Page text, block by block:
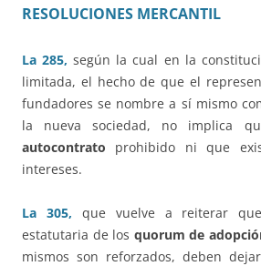
RESOLUCIONES MERCANTIL
La 285, según la cual en la
limitada, el hecho de que el
fundadores se nombre a sí mismo
la nueva sociedad, no implica
autocontrato prohibido ni que
intereses.
La 305,
que vuelve a reiterar
estatutaria de los quorum de
mismos son reforzados, deben